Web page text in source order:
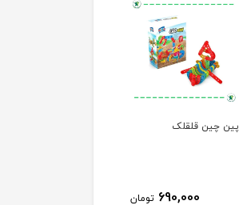
پین چین قلقلک
690,000 تومان